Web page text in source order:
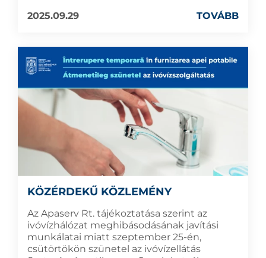
2025.09.29
TOVÁBB
KÖZÉRDEKŰ KÖZLEMÉNY
Az Apaserv Rt. tájékoztatása szerint az
ivóvízhálózat meghibásodásának javítási
munkálatai miatt szeptember 25-én,
csütörtökön szünetel az ivóvízellátás